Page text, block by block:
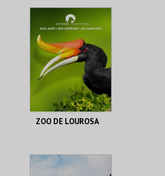
RESERVATÓRIO
MAIS INFO
COMPRAR
ZOO DE LOUROSA
PARQUE
ORNITOLÓGICO